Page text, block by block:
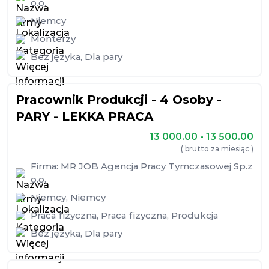
o.o.
Niemcy
Monterzy
Bez języka, Dla pary
Pracownik Produkcji - 4 Osoby -
PARY - LEKKA PRACA
13 000.00 - 13 500.00
( brutto za miesiąc )
Firma: MR JOB Agencja Pracy Tymczasowej Sp.z
o.o.
Niemcy, Niemcy
Praca fizyczna, Praca fizyczna, Produkcja
Bez języka, Dla pary